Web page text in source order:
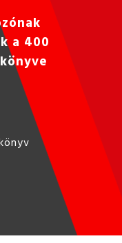
a 400